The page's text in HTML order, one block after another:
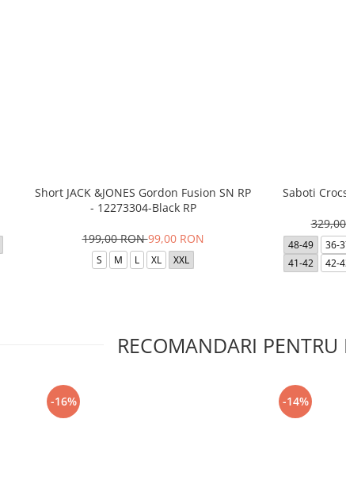
Short JACK &JONES Gordon Fusion SN RP
- 12273304-Black RP
199,00 RON99,00 RON
S M L XL XXL
Saboti
48-49 36-
41-42
42-
RECOMANDARI PENTRU
-16% -14%